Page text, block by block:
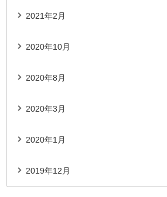
2021年2月
2020年10月
2020年8月
2020年3月
2020年1月
2019年12月